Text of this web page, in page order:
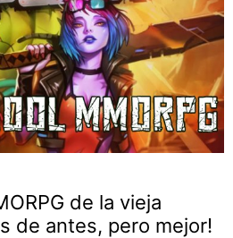
de la vieja
de antes, pero mejor!